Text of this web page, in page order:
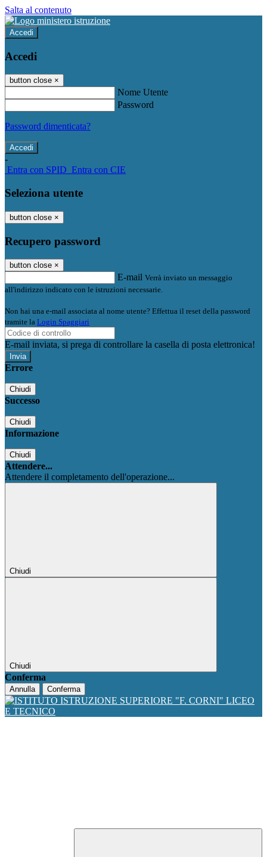
Salta al contenuto
Accedi
Accedi
button close ×
Nome Utente
Password
Password dimenticata?
-
Entra con SPID Entra con CIE
Seleziona utente
button close ×
Recupero password
button close ×
E-mail Verrà inviato un messaggio
all'indirizzo indicato con le istruzioni necessarie.
Non hai una e-mail associata al nome utente? Effettua il reset della password
tramite la Login Spaggiari
E-mail inviata, si prega di controllare la casella di posta elettronica!
Errore
Chiudi
Successo
Chiudi
Informazione
Chiudi
Attendere...
Attendere il completamento dell'operazione...
Chiudi
Chiudi
Conferma
Annulla Conferma